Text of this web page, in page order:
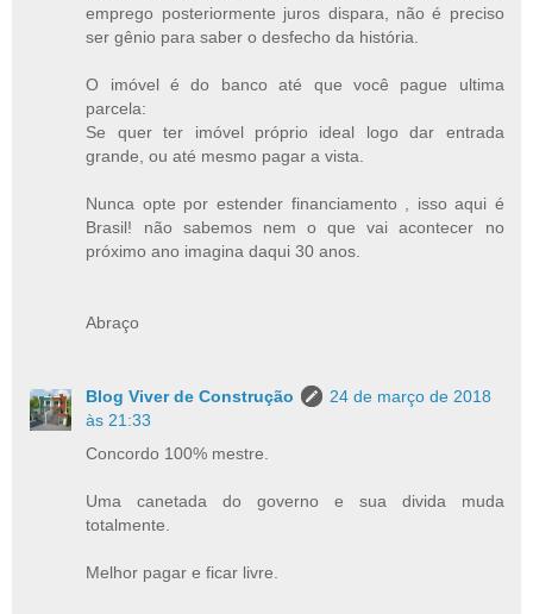
emprego posteriormente juros dispara, não é preciso
ser gênio para saber o desfecho da história.
O imóvel é do banco até que você pague ultima
parcela:
Se quer ter imóvel próprio ideal logo dar entrada
grande, ou até mesmo pagar a vista.
Nunca opte por estender financiamento , isso aqui é
Brasil! não sabemos nem o que vai acontecer no
próximo ano imagina daqui 30 anos.
Abraço
Blog Viver de Construção
24 de março de 2018
às 21:33
Concordo 100% mestre.
Uma canetada do governo e sua divida muda
totalmente.
Melhor pagar e ficar livre.